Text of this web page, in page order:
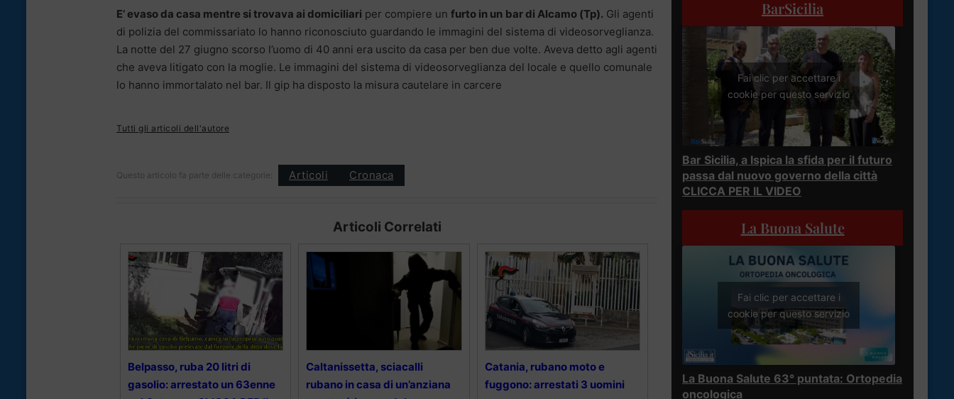
E’ evaso da casa mentre si trovava ai domiciliari per compiere un furto in un bar di Alcamo (Tp). Gli agenti
di polizia del commissariato lo hanno riconosciuto guardando le immagini del sistema di videosorveglianza.
La notte del 27 giugno scorso l’uomo di 40 anni era uscito da casa per ben due volte. Aveva detto agli agenti
che aveva litigato con la moglie. Le immagini del sistema di videosorveglianza del locale e quello comunale
lo hanno immortalato nel bar. Il gip ha disposto la misura cautelare in carcere
Tutti gli articoli dell'autore
Questo articolo fa parte delle categorie: Articoli Cronaca
Articoli Correlati
Belpasso, ruba 20 litri di
gasolio: arrestato un 63enne
Caltanissetta, sciacalli
rubano in casa di un’anziana
Catania, rubano moto e
fuggono: arrestati 3 uomini
BarSicilia
Fai clic per accettare i
cookie per questo servizio
Bar Sicilia, a Ispica la sfida per il futuro
passa dal nuovo governo della città
CLICCA PER IL VIDEO
La Buona Salute
Fai clic per accettare i
cookie per questo servizio
La Buona Salute 63° puntata: Ortopedia
oncologica